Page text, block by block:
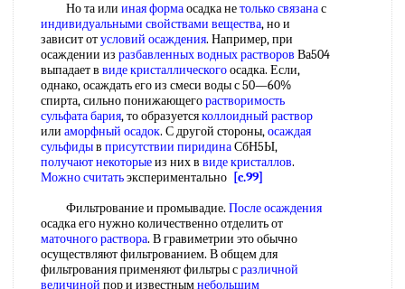
Но та или иная формаосадка нетолько связанас
индивидуальными свойствами вещества, но и
зависит отусловий осаждения. Например, при
осаждении из разбавленных водных растворов Ва504
выпадает в виде кристаллическогоосадка. Если,
однако, осаждать его из смеси воды с 50—60%
спирта, сильно понижающегорастворимость
сульфата бария, то образуетсяколлоидный раствор
или аморфный осадок. С другой стороны,осаждая
сульфидыв присутствии пиридинаСбН5Ы,
получают некоторыеиз них в виде кристаллов.
Можно считатьэкспериментально [c.99]
Фильтрование и промывадие. После осаждения
осадка его нужно количественно отделить от
маточного раствора. В гравиметрии это обычно
осуществляют фильтрованием. В общем для
фильтрования применяют фильтры сразличной
величиной пор и известнымнебольшим